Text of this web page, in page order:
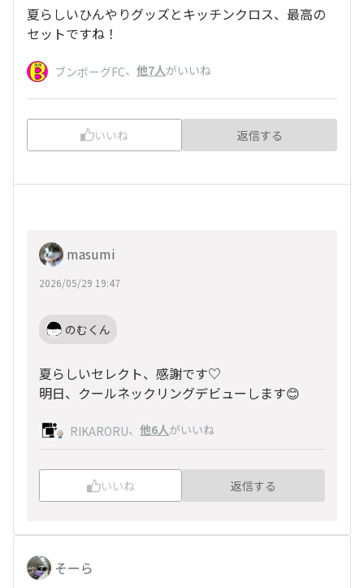
夏らしいひんやりグッズとキッチンクロス、最高の
セットですね！
ブンボーグFC、 他7人がいいね
いいね 返信する
masumi
2026/05/29 19:47
のむくん
夏らしいセレクト、感謝です♡
明日、クールネックリングデビューします😊
RIKARORU、 他6人がいいね
いいね 返信する
そーら